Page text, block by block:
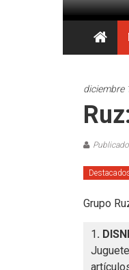
Saltar
al
contenido
y
y
para
diciembre
Grupo
1.